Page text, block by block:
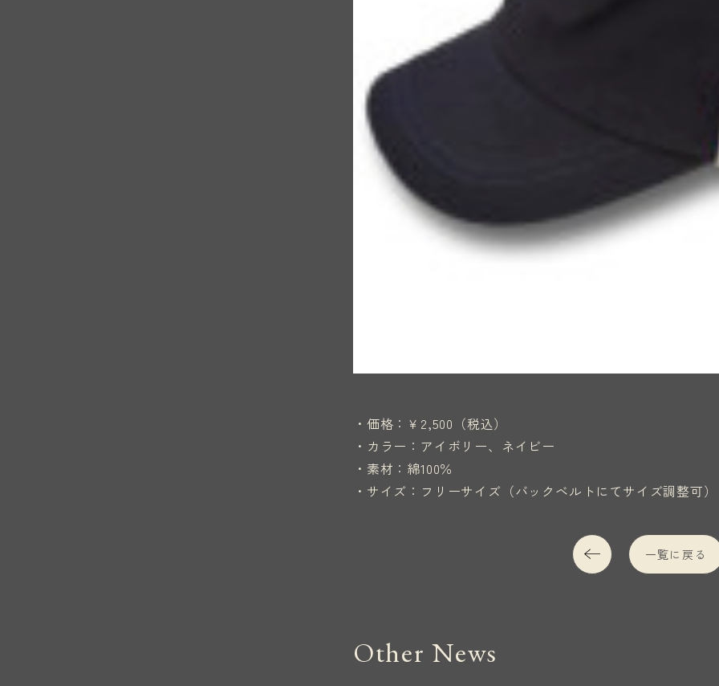
・価格：￥2,500（税込）
・カラー：アイボリー、ネイビー
・素材：綿100％
・サイズ：フリーサイズ（バックベルトにてサイズ調整可）
一覧に戻る
Other News